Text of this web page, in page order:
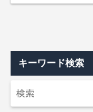
キーワード検索